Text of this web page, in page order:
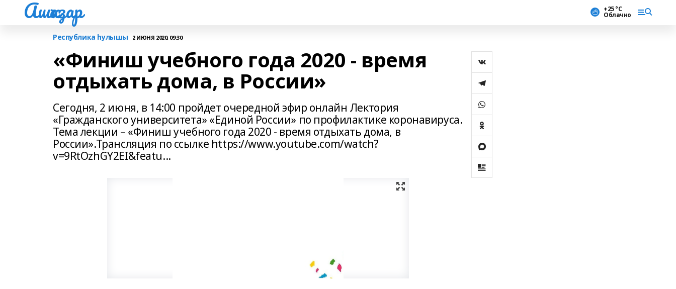
Ашҡаҙар +25 °С
Облачно
Республика һулышы 2 ИЮНЯ 2020, 09:30
«Финиш учебного года 2020 - время
отдыхать дома, в России»
Сегодня, 2 июня, в 14:00 пройдет очередной эфир онлайн Лектория
«Гражданского университета» «Единой России» по профилактике коронавируса.
Тема лекции – «Финиш учебного года 2020 - время отдыхать дома, в
России».Трансляция по ссылке https://www.youtube.com/watch?
v=9RtOzhGY2EI&featu...